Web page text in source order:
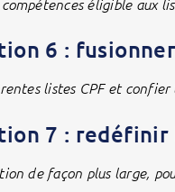
éligible aux
6 :
listes CPF et
7 :
de façon plus large,